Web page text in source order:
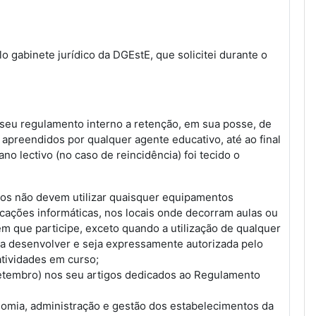
gabinete jurídico da DGEstE, que solicitei durante o
regulamento interno a retenção, em sua posse, de
por qualquer agente educativo, até ao final
lectivo (no caso de reincidência) foi tecido o
não devem utilizar quaisquer equipamentos
informáticas, nos locais onde decorram aulas ou
que participe, exceto quando a utilização de qualquer
desenvolver e seja expressamente autorizada pelo
em curso;
nos seu artigos dedicados ao Regulamento
administração e gestão dos estabelecimentos da